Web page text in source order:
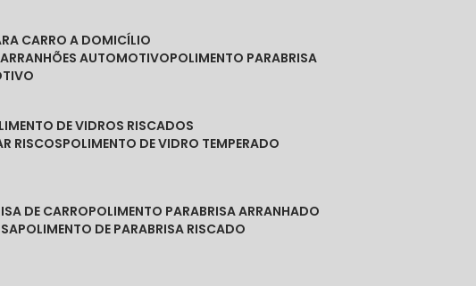
CARRO A DOMICÍLIO
ARRANHÕES AUTOMOTIVO POLIMENTO PARABRISA
DE VIDROS RISCADOS
RISCOS POLIMENTO DE VIDRO TEMPERADO
DE CARRO POLIMENTO PARABRISA ARRANHADO
POLIMENTO DE PARABRISA RISCADO